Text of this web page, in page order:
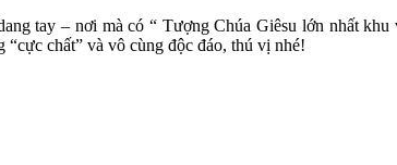
tay – nơi mà có “ Tượng Chúa Giêsu lớn nhất
chất” và vô cùng độc đáo, thú vị nhé!